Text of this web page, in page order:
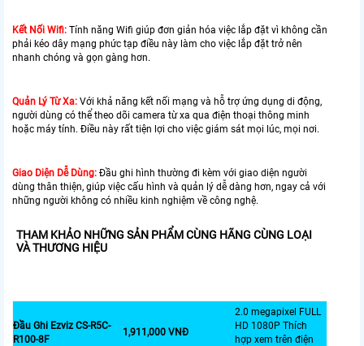
Kết Nối Wifi: Tính năng Wifi giúp đơn giản hóa việc lắp đặt vì không cần
phải kéo dây mạng phức tạp điều này làm cho việc lắp đặt trở nên
nhanh chóng và gọn gàng hơn.
Quản Lý Từ Xa: Với khả năng kết nối mạng và hỗ trợ ứng dụng di động,
người dùng có thể theo dõi camera từ xa qua điện thoại thông minh
hoặc máy tính. Điều này rất tiện lợi cho việc giám sát mọi lúc, mọi nơi.
Giao Diện Dễ Dùng: Đầu ghi hình thường đi kèm với giao diện người
dùng thân thiện, giúp việc cấu hình và quản lý dễ dàng hơn, ngay cả với
những người không có nhiều kinh nghiệm về công nghệ.
THAM KHẢO NHỮNG SẢN PHẨM CÙNG HÃNG CÙNG LOẠI
VÀ THƯƠNG HIỆU
Đầu Ghi Ezviz CS-R5C-
R100-8F
1,911,000 VNĐ
2.0 megapixel FULL
HD 1080P Thích
hợp xem trên điện